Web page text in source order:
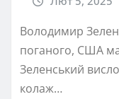
Володимир
поганого, США
Зеленський
колаж…